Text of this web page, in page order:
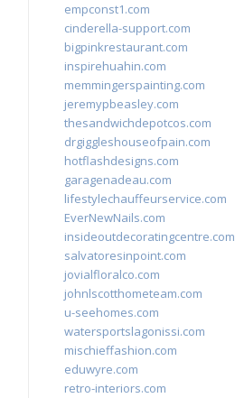
empconst1.com
cinderella-support.com
bigpinkrestaurant.com
inspirehuahin.com
memmingerspainting.com
jeremypbeasley.com
thesandwichdepotcos.com
drgiggleshouseofpain.com
hotflashdesigns.com
garagenadeau.com
lifestylechauffeurservice.com
EverNewNails.com
insideoutdecoratingcentre.com
salvatoresinpoint.com
jovialfloralco.com
johnlscotthometeam.com
u-seehomes.com
watersportslagonissi.com
mischieffashion.com
eduwyre.com
retro-interiors.com